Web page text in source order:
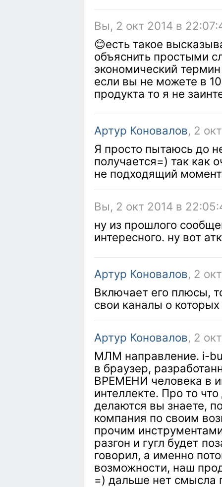
Вы, 2 окт 2014 в
😊есть такое
объяснить простыми
экономический
если вы не можете в
продукта то я не
Артур Коновалов, 2
Я просто пытаюсь до
получается=) так как
не подходящий
Вы, 2 окт 2014 в
ну из прошлого
интересного. ну вот
Артур Коновалов, 2
Включает его плюсы,
свои каналы о которых
Артур Коновалов, 2
МЛМ направление. i-
в браузер,
ВРЕМЕНИ человека в
интеллекте. Про то
делаются вы знаете,
компания по своим
прочим
разгон и гугл будет
говорил, а именно
возможности, наш
=) дальше нет смысла